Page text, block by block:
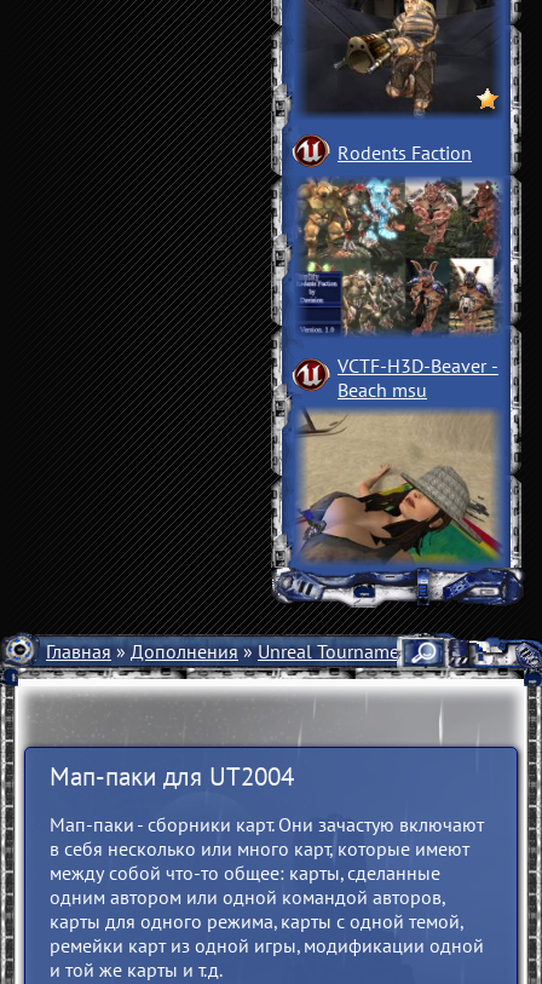
Rodents Faction
VCTF-H3D-Beaver ­
Beach msu
Главная»Дополнения»Unreal Tournament 2004»Карты
Мап-паки для UT2004
Мап-паки - сборники карт. Они зачастую включают
в себя несколько или много карт, которые имеют
между собой что-то общее: карты, сделанные
одним автором или одной командой авторов,
карты для одного режима, карты с одной темой,
ремейки карт из одной игры, модификации одной
и той же карты и т.д.